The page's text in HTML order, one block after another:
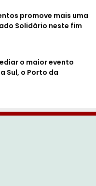
promove mais uma
Solidário neste fim
o maior evento
Sul, o Porto da